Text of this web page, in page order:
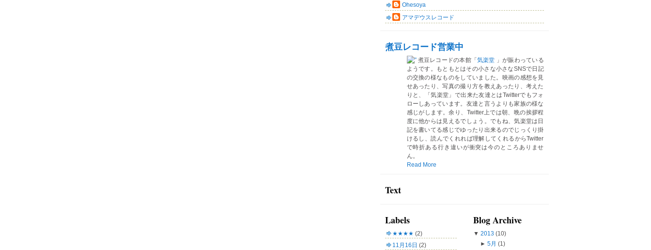
Ohesoya
アマデウスレコード
煮豆レコード営業中
煮豆レコードの本館「 気楽堂 」が賑わっている
ようです。もともとはその小さな小さなSNSで日記
の交換の様なものをしていました。映画の感想を見
せあったり、写真の撮り方を教えあったり、考えた
りと、「気楽堂」で出来た友達とはTwitterでもフォ
ローしあっています。友達と言うよりも家族の様な
感じがします。余り、Twitter上では朝、晩の挨拶程
度に他からは見えるでしょう。でもね、気楽堂は日
記を書いてる感じでゆったり出来るのでじっくり掛
けるし、読んでくれれば理解してくれるからTwitter
で時折ある行き違いが衝突は今のところありませ
ん。
Read More
Text
Labels
★★★★ (2)
11月16日 (2)
Blog Archive
▼ 2013 (10)
► 5月 (1)